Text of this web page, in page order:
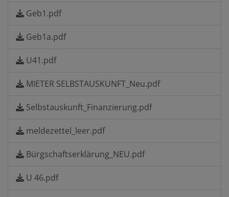
Geb1.pdf
Geb1a.pdf
U41.pdf
MIETER SELBSTAUSKUNFT_Neu.pdf
Selbstauskunft_Finanzierung.pdf
meldezettel_leer.pdf
Bürgschaftserklärung_NEU.pdf
U 46.pdf